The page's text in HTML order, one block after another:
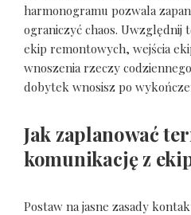
harmonogramu pozwala
ograniczyć chaos. Uwzględnij
ekip remontowych, wejścia
wnoszenia rzeczy
dobytek wnosisz po
Jak zaplanować
komunikację z
Postaw na jasne zasady